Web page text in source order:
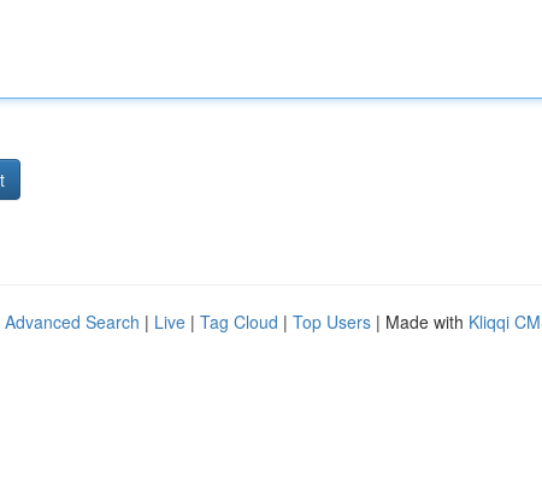
Advanced Search | Live | Tag Cloud | Top Users | Made with Kliqqi